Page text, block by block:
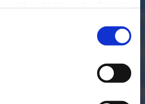
BESUCHEN